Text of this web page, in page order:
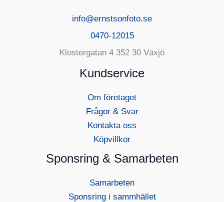
info@ernstsonfoto.se
0470-12015
Klostergatan 4 352 30 Växjö
Kundservice
Om företaget
Frågor & Svar
Kontakta oss
Köpvillkor
Sponsring & Samarbeten
Samarbeten
Sponsring i sammhället